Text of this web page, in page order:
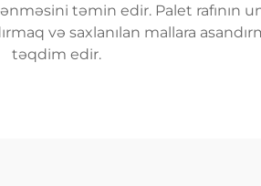
təmin edir. Palet rafının
və saxlanılan mallara
təqdim edir.